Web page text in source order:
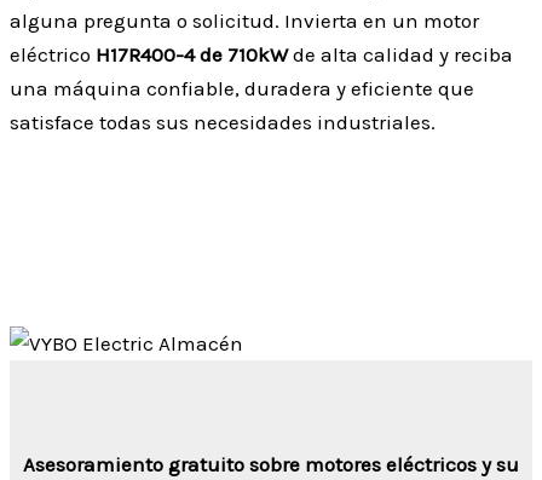
alguna pregunta o solicitud. Invierta en un motor
eléctrico H17R400-4 de 710kWde alta calidad y reciba
una máquina confiable, duradera y eficiente que
satisface todas sus necesidades industriales.
Asesoramiento gratuito sobre motores eléctricos y su